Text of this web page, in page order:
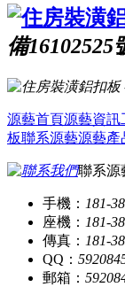
備16102525
源藝首頁源藝資訊
板聯系源藝源藝產
聯系源
手機： 181-
座機： 181-
傳真： 181-
QQ：
郵箱：